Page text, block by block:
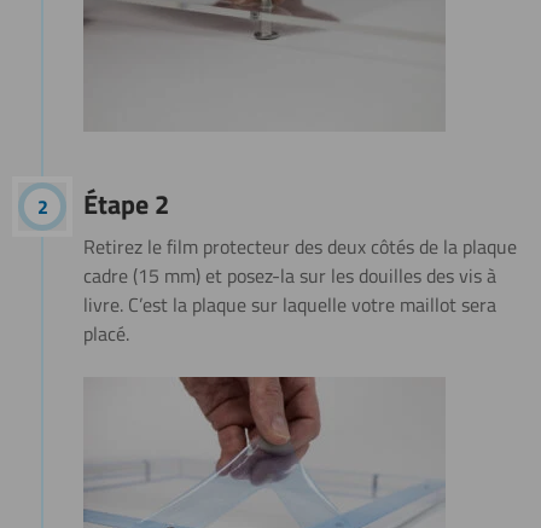
Étape 2
Retirez le film protecteur des deux côtés de la plaque
cadre (15 mm) et posez-la sur les douilles des vis à
livre. C’est la plaque sur laquelle votre maillot sera
placé.